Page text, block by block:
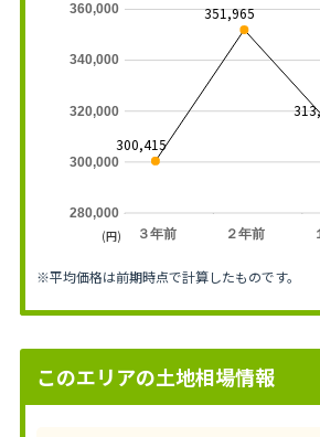
３年前 ２年前
280,000
300,000
320,000
340,000
360,000
300,415
351,965
(円)
※平均価格は前期時点で計算したものです。
このエリアの土地相場情報